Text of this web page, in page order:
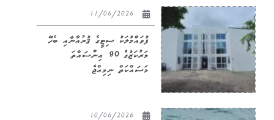
ފުވައްމުލަކު ސިޓީގެ ޤުރުއާނާއި ބެހޭ
މަރުކަޒުގެ 90 އިންސައްތަ
މަސައްކަތް ނިމިއްޖެ